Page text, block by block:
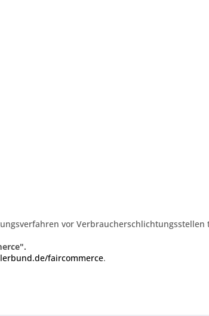
vor Verbraucherschlichtungsstellen
faircommerce.